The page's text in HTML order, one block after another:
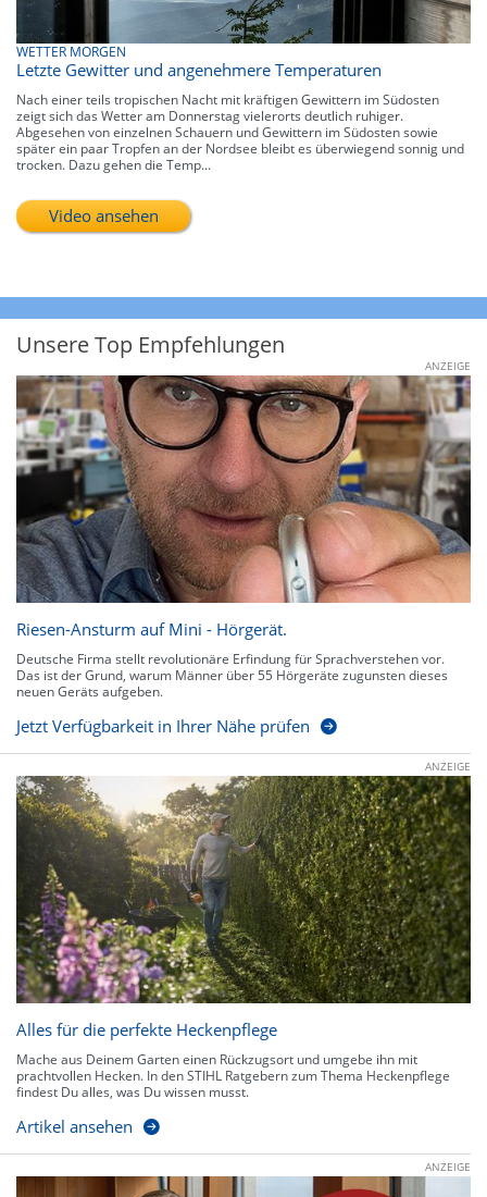
WETTER MORGEN
Letzte Gewitter und angenehmere Temperaturen
Nach einer teils tropischen Nacht mit kräftigen Gewittern im Südosten
zeigt sich das Wetter am Donnerstag vielerorts deutlich ruhiger.
Abgesehen von einzelnen Schauern und Gewittern im Südosten sowie
später ein paar Tropfen an der Nordsee bleibt es überwiegend sonnig und
trocken. Dazu gehen die Temp...
Video ansehen
Unsere Top Empfehlungen
ANZEIGE
Riesen-Ansturm auf Mini - Hörgerät.
Deutsche Firma stellt revolutionäre Erfindung für Sprachverstehen vor.
Das ist der Grund, warum Männer über 55 Hörgeräte zugunsten dieses
neuen Geräts aufgeben.
Jetzt Verfügbarkeit in Ihrer Nähe prüfen
ANZEIGE
Alles für die perfekte Heckenpflege
Mache aus Deinem Garten einen Rückzugsort und umgebe ihn mit
prachtvollen Hecken. In den STIHL Ratgebern zum Thema Heckenpflege
findest Du alles, was Du wissen musst.
Artikel ansehen
ANZEIGE